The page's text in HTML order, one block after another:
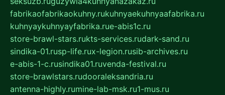
fabrikaofabrikaokuhny.rukuhnyaekuhnyaafabrika.ru
kuhnyaykuhnyayfabrika.rue-abis1c.ru
store-brawl-stars.rukts-services.rudark-sand.ru
sindika-01.rusp-life.rux-legion.rusib-archives.ru
e-abis-1-c.rusindika01.ruvenda-festival.ru
store-brawlstars.rudooraleksandria.ru
antenna-highly.rumine-lab-msk.ru1-mus.ru